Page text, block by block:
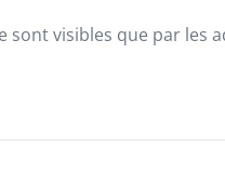
sont visibles que par les